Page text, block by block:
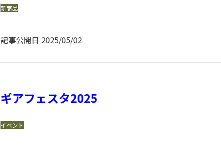
新商品
記事公開日 2025/05/02
ギアフェスタ2025
イベント